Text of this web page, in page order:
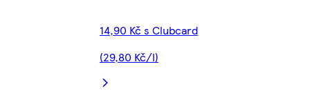
14,90 Kč s Clubcard
(29,80 Kč/l)